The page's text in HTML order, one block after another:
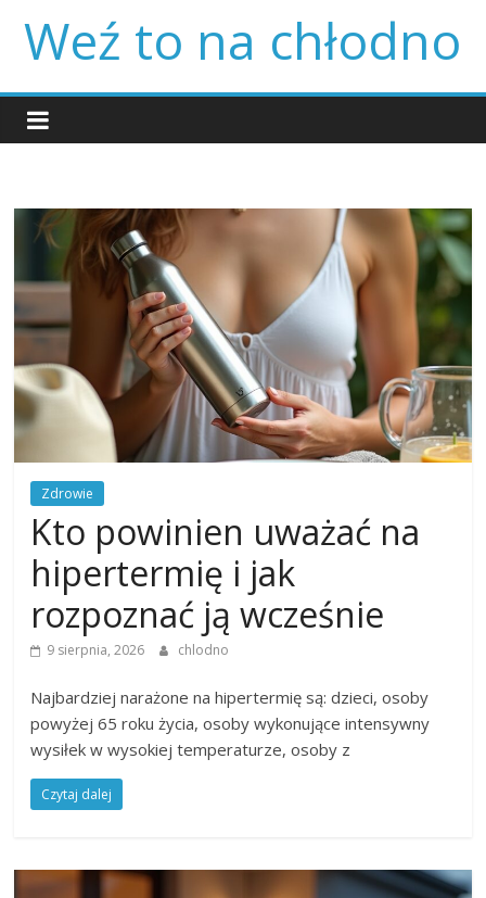
content
Weź to na chłodno
Zdrowie
Kto powinien uważać na
hipertermię i jak
rozpoznać ją wcześnie
9 sierpnia, 2026 chlodno
Najbardziej narażone na hipertermię są: dzieci, osoby
powyżej 65 roku życia, osoby wykonujące intensywny
wysiłek w wysokiej temperaturze, osoby z
Czytaj dalej